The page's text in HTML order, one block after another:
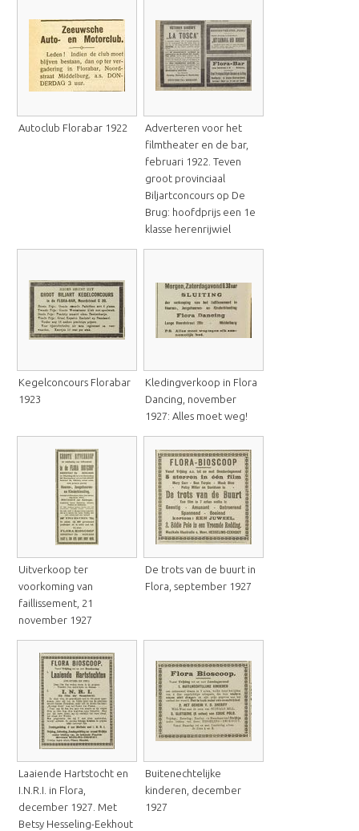
Autoclub Florabar 1922
Adverteren voor het
filmtheater en de bar,
februari 1922. Teven
groot provinciaal
Biljartconcours op De
Brug: hoofdprijs een 1e
klasse herenrijwiel
Kegelconcours Florabar
1923
Kledingverkoop in Flora
Dancing, november
1927: Alles moet weg!
Uitverkoop ter
voorkoming van
faillissement, 21
november 1927
De trots van de buurt in
Flora, september 1927
Laaiende Hartstocht en
I.N.R.I. in Flora,
december 1927. Met
Betsy Hesseling-Eekhout
Buitenechtelijke
kinderen, december
1927